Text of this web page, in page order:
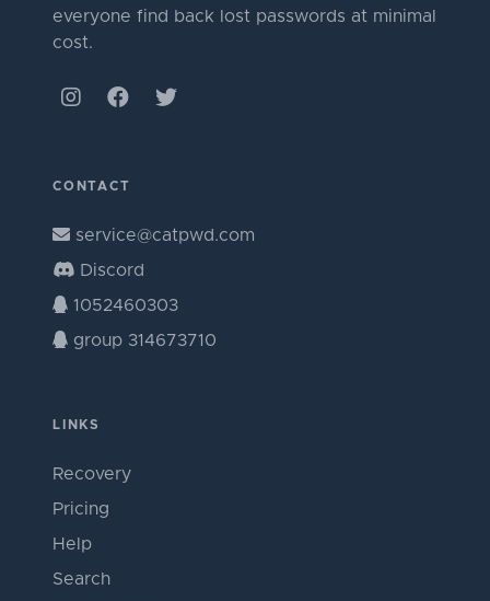
everyone find back lost passwords at minimal
cost.
CONTACT
service@catpwd.com
Discord
1052460303
group 314673710
LINKS
Recovery
Pricing
Help
Search